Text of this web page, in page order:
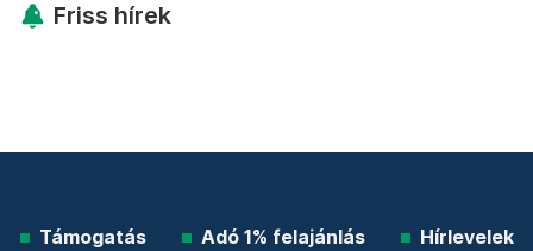
Friss hírek
Támogatás Adó 1% felajánlás Hírlevelek